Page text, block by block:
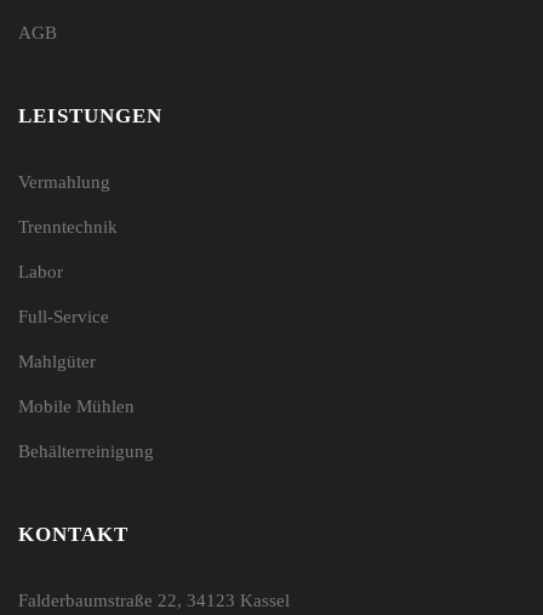
AGB
LEISTUNGEN
Vermahlung
Trenntechnik
Labor
Full-Service
Mahlgüter
Mobile Mühlen
Behälterreinigung
KONTAKT
Falderbaumstraße 22, 34123 Kassel